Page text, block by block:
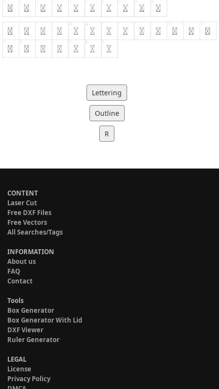
Lettering
Outline
R
CONTENT
Laser Cut
Free DXF Files
Free Vectors
All Searches/Tags
INFORMATION
About us
FAQ
Contact
Tools
Box Generator
Box Generator With Lid
DXF Viewer
Ruler Generator
LEGAL
License
Privacy Policy